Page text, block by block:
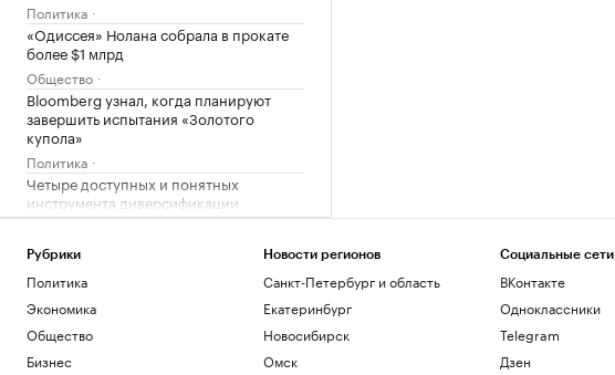
Политика
«Одиссея» Нолана собрала в прокате
более $1 млрд
Общество
Bloomberg узнал, когда планируют
завершить испытания «Золотого
купола»
Политика
Четыре доступных и понятных
инструмента диверсификации
накоплений
РБК и Сбер
Трамп попросил уйти с заседания
Госдепа раньше, чтобы «вести войну»
Политика
Испания ввела контроль на границе
Рубрики
Политика
Экономика
Общество
Бизнес
Новости регионов
Санкт-Петербург и область
Екатеринбург
Новосибирск
Омск
Социальные сети
ВКонтакте
Одноклассники
Telegram
Дзен